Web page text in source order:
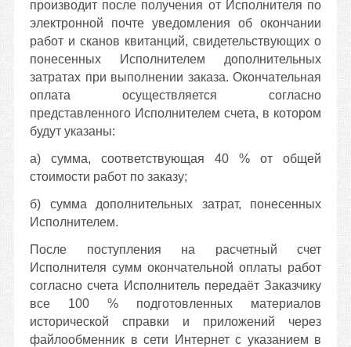
производит после получения от Исполнителя по
электронной почте уведомления об окончании
работ и сканов квитанций, свидетельствующих о
понесенных Исполнителем дополнительных
затратах при выполнении заказа. Окончательная
оплата осуществляется согласно
представленного Исполнителем счета, в котором
будут указаны:
а) сумма, соответствующая 40 % от общей
стоимости работ по заказу;
б) сумма дополнительных затрат, понесенных
Исполнителем.
После поступления на расчетный счет
Исполнителя сумм окончательной оплаты работ
согласно счета Исполнитель передаёт Заказчику
все 100 % подготовленных материалов
исторической справки и приложений через
файлообменник в сети Интернет с указанием в